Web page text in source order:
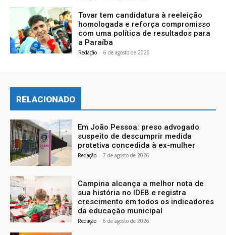
Tovar tem candidatura à reeleição
homologada e reforça compromisso
com uma política de resultados para
a Paraíba
Redação - 6 de agosto de 2026
RELACIONADO
Em João Pessoa: preso advogado
suspeito de descumprir medida
protetiva concedida à ex-mulher
Redação - 7 de agosto de 2026
Campina alcança a melhor nota de
sua história no IDEB e registra
crescimento em todos os indicadores
da educação municipal
Redação - 6 de agosto de 2026